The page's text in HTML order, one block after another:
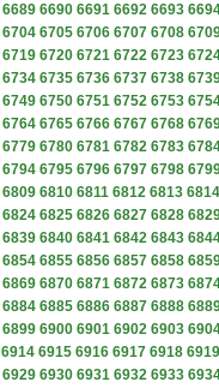
6689 6690 6691 6692 6693
6704 6705 6706 6707 6708
6719 6720 6721 6722 6723
6734 6735 6736 6737 6738
6749 6750 6751 6752 6753
6764 6765 6766 6767 6768
6779 6780 6781 6782 6783
6794 6795 6796 6797 6798
6809 6810 6811 6812 6813 6814
6824 6825 6826 6827 6828
6839 6840 6841 6842 6843
6854 6855 6856 6857 6858
6869 6870 6871 6872 6873
6884 6885 6886 6887 6888
6899 6900 6901 6902 6903
6914 6915 6916 6917 6918 6919
6929 6930 6931 6932 6933